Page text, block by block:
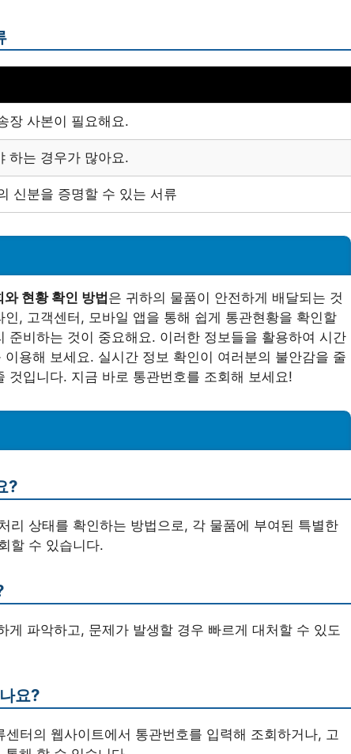
장 사본이 필요해요.
하는 경우가 많아요.
신분을 증명할 수 있는 서류
현황 확인 방법은 귀하의 물품이 안전하게 배달되는 것
, 고객센터, 모바일 앱을 통해 쉽게 통관현황을 확인할
준비하는 것이 중요해요. 이러한 정보들을 활용하여 시간
용해 보세요. 실시간 정보 확인이 여러분의 불안감을 줄
것입니다. 지금 바로 통관번호를 조회해 보세요!
?
리 상태를 확인하는 방법으로, 각 물품에 부여된 특별한
할 수 있습니다.
게 파악하고, 문제가 발생할 경우 빠르게 대처할 수 있도
요?
터의 웹사이트에서 통관번호를 입력해 조회하거나, 고